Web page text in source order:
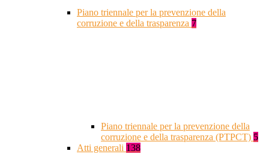
Piano triennale per la prevenzione della
corruzione e della trasparenza 7
Piano triennale per la prevenzione della
corruzione e della trasparenza (PTPCT) 5
Atti generali 138